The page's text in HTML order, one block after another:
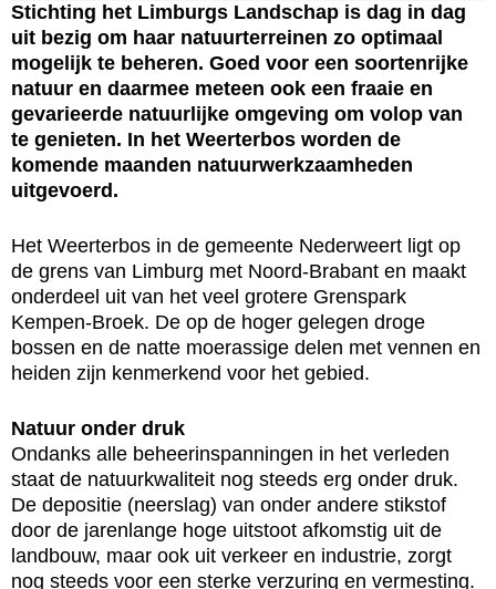
Stichting het Limburgs Landschap is dag in dag
uit bezig om haar natuurterreinen zo optimaal
mogelijk te beheren. Goed voor een soortenrijke
natuur en daarmee meteen ook een fraaie en
gevarieerde natuurlijke omgeving om volop van
te genieten. In het Weerterbos worden de
komende maanden natuurwerkzaamheden
uitgevoerd.
Het Weerterbos in de gemeente Nederweert ligt op
de grens van Limburg met Noord-Brabant en maakt
onderdeel uit van het veel grotere Grenspark
Kempen-Broek. De op de hoger gelegen droge
bossen en de natte moerassige delen met vennen en
heiden zijn kenmerkend voor het gebied.
Natuur onder druk
Ondanks alle beheerinspanningen in het verleden
staat de natuurkwaliteit nog steeds erg onder druk.
De depositie (neerslag) van onder andere stikstof
door de jarenlange hoge uitstoot afkomstig uit de
landbouw, maar ook uit verkeer en industrie, zorgt
nog steeds voor een sterke verzuring en vermesting.